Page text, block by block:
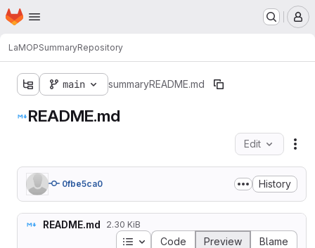
Skip to main content
Homepage
LaMOPSummaryRepository
main summaryREADME.md
README.md
Edit
0fbe5ca0 History
README.md 2.30 KiB
Table of contents
Code Preview Blame